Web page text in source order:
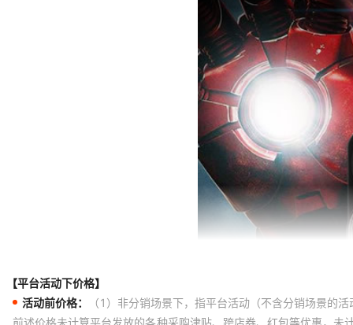
【平台活动下价格】
活动前价格：
（1）非分销场景下，指平台活动（不含分销场景的
前述价格未计算平台发放的各种采购津贴、跨店券、红包等优惠，